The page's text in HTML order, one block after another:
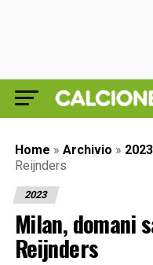
Home » Archivio » 2023
Reijnders
2023
Milan, domani
Reijnders